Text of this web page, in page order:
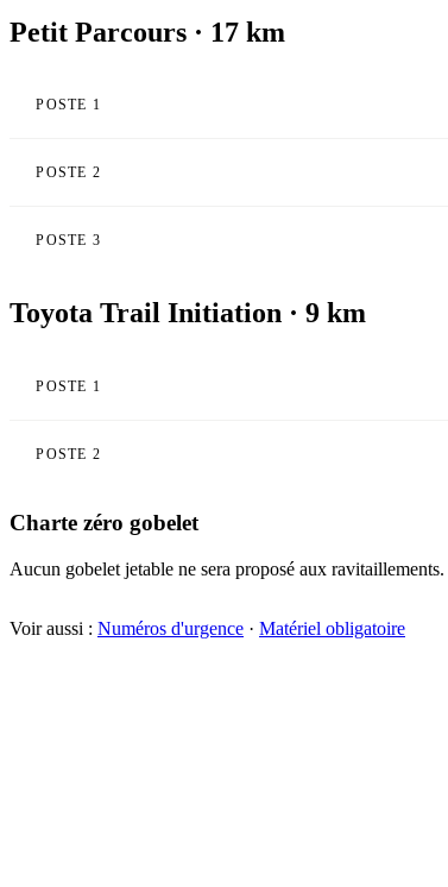
Petit Parcours · 17 km
POSTE 1
POSTE 2
POSTE 3
Toyota Trail Initiation · 9 km
POSTE 1
POSTE 2
Charte zéro gobelet
Aucun gobelet jetable ne sera proposé aux ravitaillements.
Voir aussi : Numéros d'urgence · Matériel obligatoire